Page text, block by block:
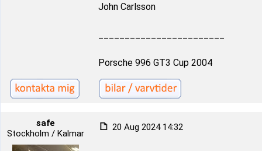
John Carlsson
Porsche 996 GT3 Cup 2004
safe
Stockholm / Kalmar
20 Aug 2024 14:32